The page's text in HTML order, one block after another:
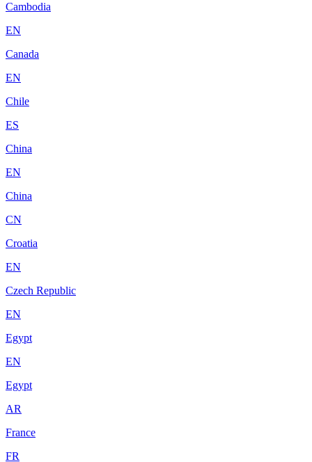
Cambodia
EN
Canada
EN
Chile
ES
China
EN
China
CN
Croatia
EN
Czech Republic
EN
Egypt
EN
Egypt
AR
France
FR